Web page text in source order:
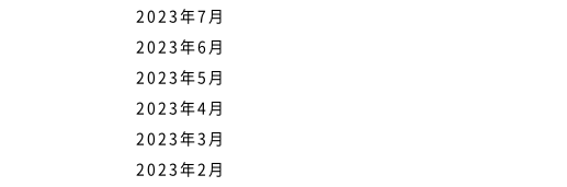
2023年7月
2023年6月
2023年5月
2023年4月
2023年3月
2023年2月